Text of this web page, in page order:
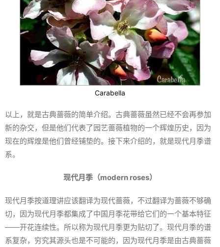
Carabella
以上，就是古典蔷薇的简单介绍。古典蔷薇虽然已经不会再参加
新的杂交，但是他们代表了园艺蔷薇植物的一个辉煌历史，因为
现在的辉煌是他们曾经铺垫的。接下来介绍的，就是现代月季谱
系。
现代月季（modern roses）
现代月季按道理讲应该翻译为现代蔷薇，不过翻译为蔷薇不够确
切，因为现代月季都集成了中国月季花带给它们的一个基本特征
——开花连续性。所以称为现代月季更为贴切了。现代月季的谱
系复杂，穷究其源头也是不可能的，因为现代月季是由古典蔷薇